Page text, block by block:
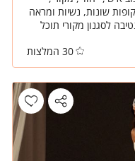
שונות, נשיות ומראה
לסגנון מקורי תוכל
30 המלצות